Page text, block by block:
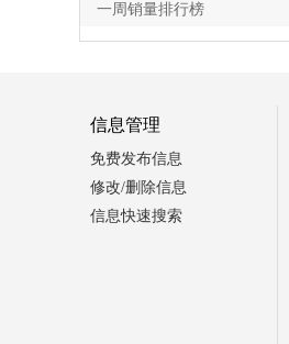
一周销量排行榜
信息管理
免费发布信息
修改/删除信息
信息快速搜索